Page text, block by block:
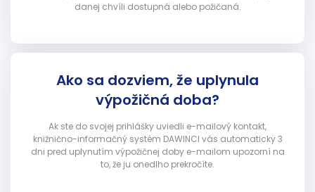
danej chvíli dostupná alebo požičaná.
Ako sa dozviem, že uplynula
výpožičná doba?
Ak ste do svojej prihlášky uviedli e-mailový kontakt,
knižnično-informačný systém DAWINCI vás automaticky 3
dni pred uplynutím výpožičnej doby e-mailom upozorní na
to, že ju onedlho prekročíte.